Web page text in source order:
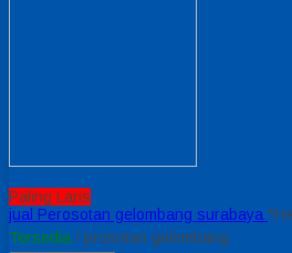
Paling Laris
jual Perosotan gelombang surabaya
Tersedia / prosotan gelombang